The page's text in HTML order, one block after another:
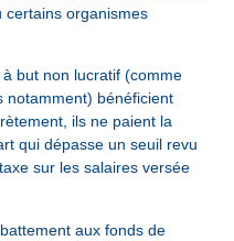
certains organismes
but non lucratif (comme
notamment) bénéficient
ils ne paient la
qui dépasse un seuil revu
sur les salaires versée
aux fonds de